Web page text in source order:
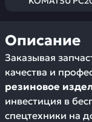
Описание
Заказывая
качества и
резиновое
инвестиция в
спецтехники на